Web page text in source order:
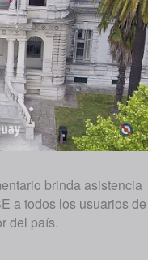
brinda asistencia
a todos los usuarios de
del país.